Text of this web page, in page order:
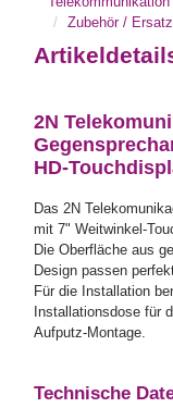
Zubehör /
2N
HD-
Das 2N
mit 7" Weitwinkel-
Die Oberfläche aus
Design passen
Für die Installation
Installationsdose für
Aufputz-Montage.
Technische